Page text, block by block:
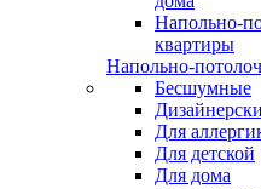
Напольно-
квартиры
Напольно-
Бесшумные
Для
Для детской
Для дома